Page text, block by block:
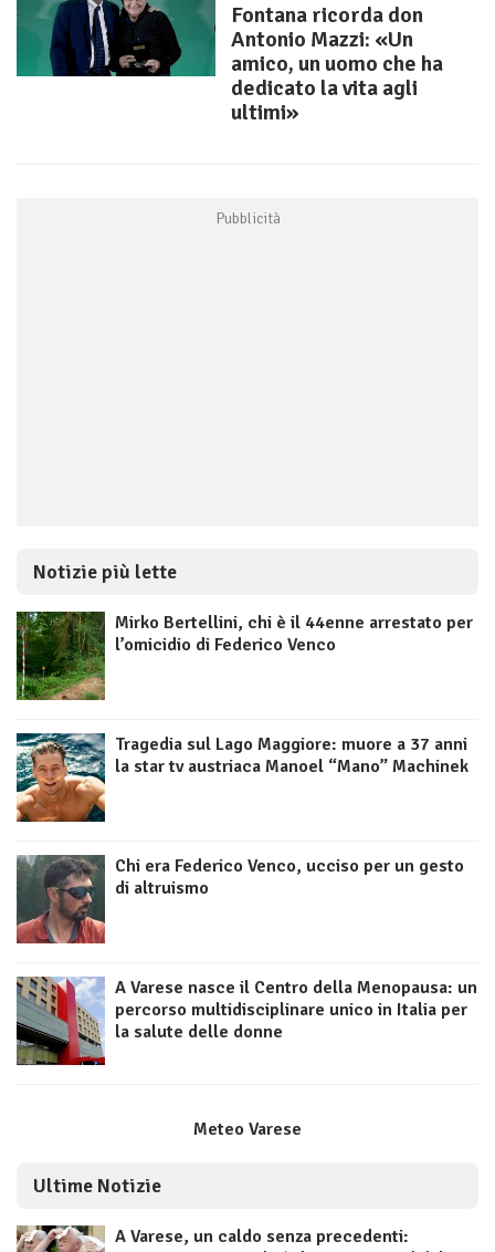
Fontana ricorda don
Antonio Mazzi: «Un
amico, un uomo che ha
dedicato la vita agli
ultimi»
Notizie più lette
Mirko Bertellini, chi è il 44enne arrestato per
l’omicidio di Federico Venco
Tragedia sul Lago Maggiore: muore a 37 anni
la star tv austriaca Manoel “Mano” Machinek
Chi era Federico Venco, ucciso per un gesto
di altruismo
A Varese nasce il Centro della Menopausa: un
percorso multidisciplinare unico in Italia per
la salute delle donne
Meteo Varese
Ultime Notizie
A Varese, un caldo senza precedenti: